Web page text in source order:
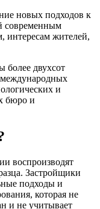
новых подходов к
современным
интересам жителей,
более двухсот
международных
и
бюро и
воспроизводят
Застройщики
подходы и
которая не
и не учитывает